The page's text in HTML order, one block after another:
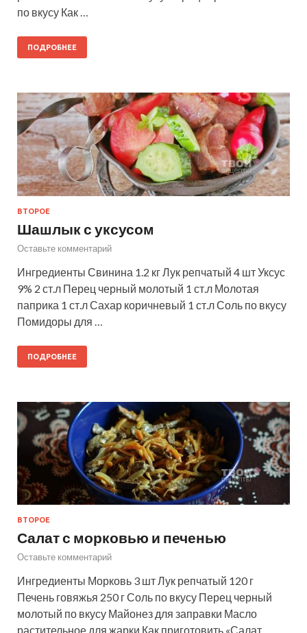
по вкусу Как …
ПОДРОБНЕЕ
ВТОРОЕ
Шашлык с уксусом
Оставьте комментарий
Ингредиенты Свинина 1.2 кг Лук репчатый 4 шт Уксус
9% 2 ст.л Перец черный молотый 1 ст.л Молотая
паприка 1 ст.л Сахар коричневый 1 ст.л Соль по вкусу
Помидоры для …
ПОДРОБНЕЕ
ВТОРОЕ
Салат с морковью и печенью
Оставьте комментарий
Ингредиенты Морковь 3 шт Лук репчатый 120 г
Печень говяжья 250 г Соль по вкусу Перец черный
молотый по вкусу Майонез для заправки Масло
растительное для жарки Как приготовить «Салат …